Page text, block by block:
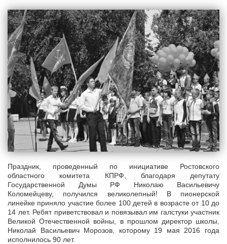
Праздник, проведенный по инициативе Ростовского
областного комитета КПРФ, благодаря депутату
Государственной Думы РФ Николаю Васильевичу
Коломейцеву, получился великолепный! В пионерской
линейке приняло участие более 100 детей в возрасте от 10 до
14 лет. Ребят приветствовал и повязывал им галстуки участник
Великой Отечественной войны, в прошлом директор школы,
Николай Васильевич Морозов, которому 19 мая 2016 года
исполнилось 90 лет.